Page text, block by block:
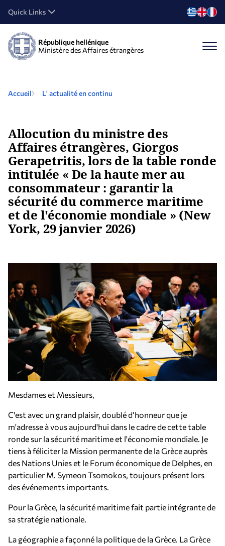
Quick Links
République hellénique
Ministère des Affaires étrangères
Accueil L' actualité en continu
Allocution du ministre des
Affaires étrangères, Giorgos
Gerapetritis, lors de la table ronde
intitulée « De la haute mer au
consommateur : garantir la
sécurité du commerce maritime
et de l'économie mondiale » (New
York, 29 janvier 2026)
Mesdames et Messieurs,
C'est avec un grand plaisir, doublé d’honneur que je
m'adresse à vous aujourd'hui dans le cadre de cette table
ronde sur la sécurité maritime et l'économie mondiale. Je
tiens à féliciter la Mission permanente de la Grèce auprès
des Nations Unies et le Forum économique de Delphes, en
particulier M. Symeon Tsomokos, toujours présent lors
des événements importants.
Pour la Grèce, la sécurité maritime fait partie intégrante de
sa stratégie nationale.
La géographie a façonné la politique de la Grèce. La Grèce